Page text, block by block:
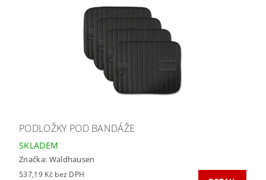
PODLOŽKY POD BANDÁŽE
SKLADEM
Značka: Waldhausen
537,19 Kč bez DPH